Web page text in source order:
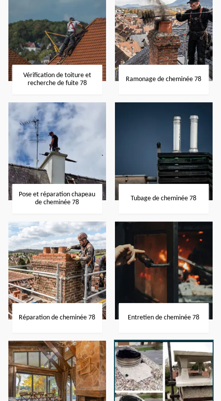
Vérification de toiture et
recherche de fuite 78
Ramonage de cheminée 78
Pose et réparation chapeau
de cheminée 78
Tubage de cheminée 78
Réparation de cheminée 78 Entretien de cheminée 78